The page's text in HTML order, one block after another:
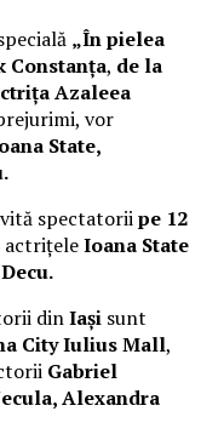
„În pielea
Constanța, de la
Azaleea
vor
State,
spectatoriipe 12
Ioana State
dinIași sunt
City Iulius Mall,
Gabriel
Alexandra